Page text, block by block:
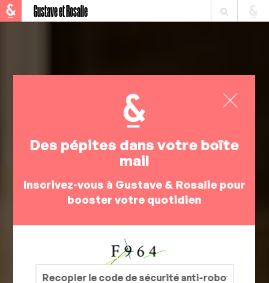
Gustave et Rosalie
Des pépites dans votre boîte
mail
Inscrivez-vous à Gustave & Rosalie pour
booster votre quotidien